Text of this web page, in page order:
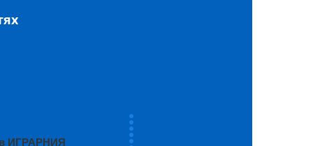
ИГРАРНИЯ